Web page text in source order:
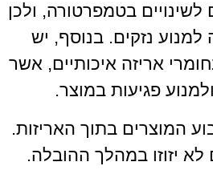
לשינויים בטמפרטורה, ולכן
נזקים. בנוסף, יש
אריזה איכותיים, אשר
פגיעות במוצר.
המוצרים בתוך האריזות.
לא יזוזו במהלך ההובלה.